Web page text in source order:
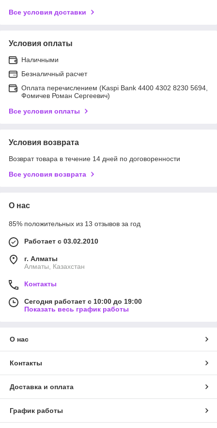
Все условия доставки
Условия оплаты
Наличными
Безналичный расчет
Оплата перечислением (Kaspi Bank 4400 4302 8230 5694,
Фомичев Роман Сергеевич)
Все условия оплаты
Условия возврата
Возврат товара в течение 14 дней по договоренности
Все условия возврата
О нас
85% положительных из 13 отзывов за год
Работает с 03.02.2010
г. Алматы
Алматы, Казахстан
Контакты
Сегодня работает с 10:00 до 19:00
Показать весь график работы
О нас
Контакты
Доставка и оплата
График работы